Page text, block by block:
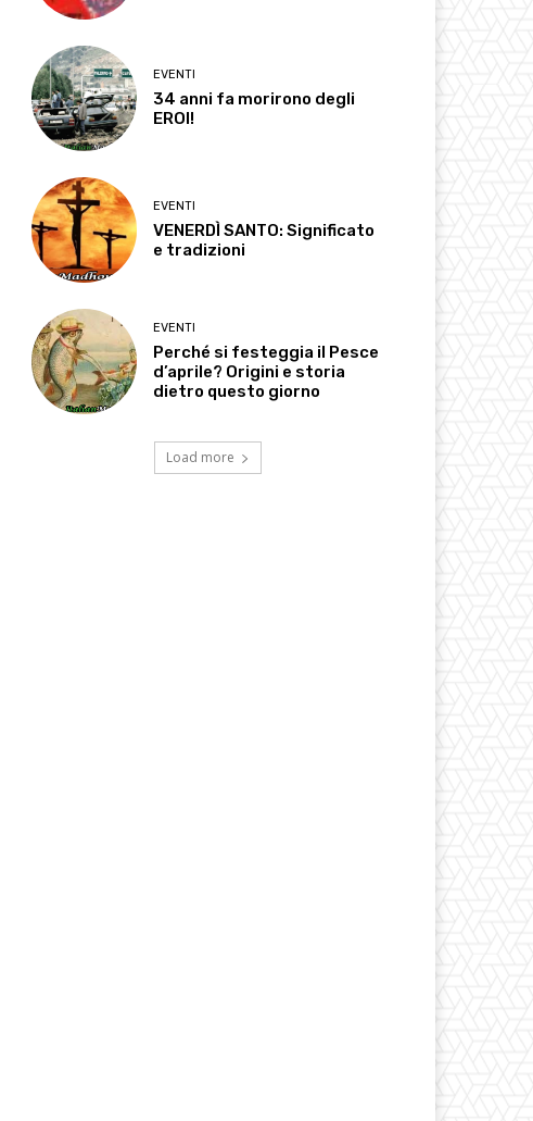
EVENTI
34 anni fa morirono degli
EROI!
EVENTI
VENERDÌ SANTO: Significato
e tradizioni
EVENTI
Perché si festeggia il Pesce
d’aprile? Origini e storia
dietro questo giorno
Load more